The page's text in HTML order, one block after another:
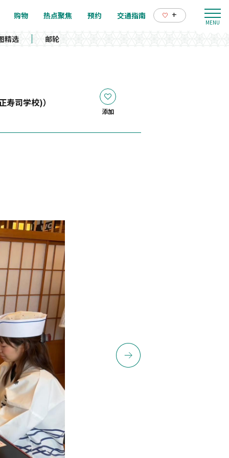
购物 热点聚焦 预约 交通指南 +
精选 邮轮
寿司学校)）
添加